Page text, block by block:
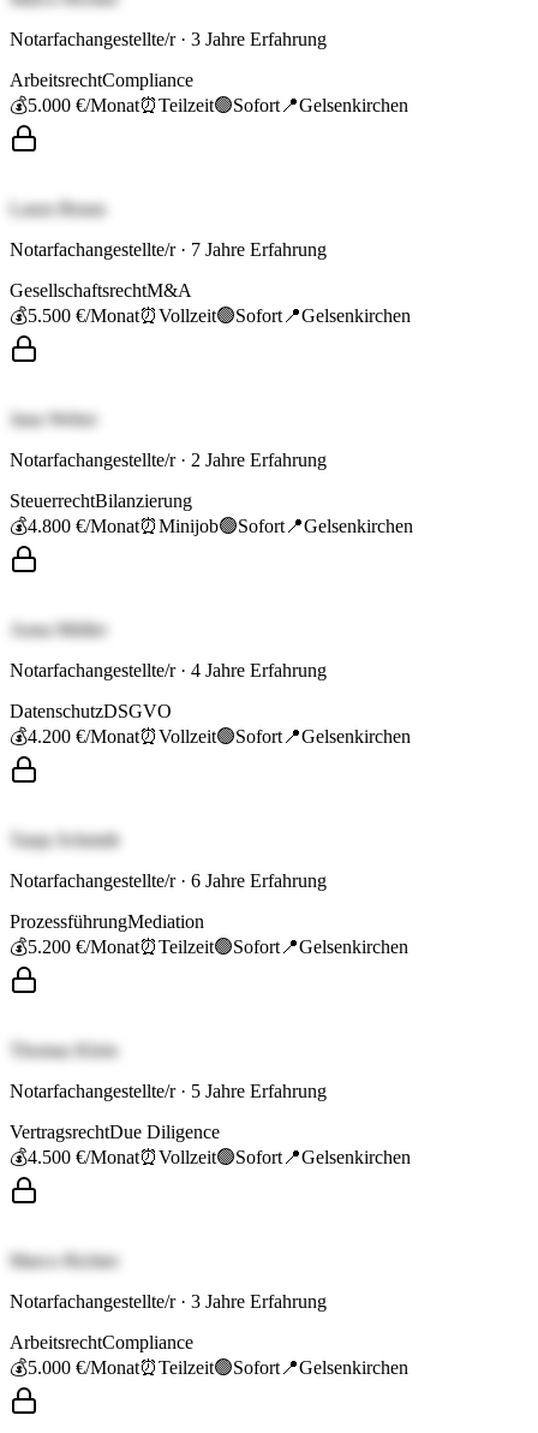
Notarfachangestellte/r· 3 Jahre Erfahrung
ArbeitsrechtCompliance
💰5.000 €/Monat⏰Teilzeit🟢Sofort 📍Gelsenkirchen
Laura Braun
Notarfachangestellte/r· 7 Jahre Erfahrung
GesellschaftsrechtM&A
💰5.500 €/Monat⏰Vollzeit🟢Sofort 📍Gelsenkirchen
Jana Weber
Notarfachangestellte/r· 2 Jahre Erfahrung
SteuerrechtBilanzierung
💰4.800 €/Monat⏰Minijob🟢Sofort 📍Gelsenkirchen
Anna Müller
Notarfachangestellte/r· 4 Jahre Erfahrung
DatenschutzDSGVO
💰4.200 €/Monat⏰Vollzeit🟢Sofort 📍Gelsenkirchen
Tanja Schmidt
Notarfachangestellte/r· 6 Jahre Erfahrung
ProzessführungMediation
💰5.200 €/Monat⏰Teilzeit🟢Sofort 📍Gelsenkirchen
Thomas Klein
Notarfachangestellte/r· 5 Jahre Erfahrung
VertragsrechtDue Diligence
💰4.500 €/Monat⏰Vollzeit🟢Sofort 📍Gelsenkirchen
Marco Richter
Notarfachangestellte/r· 3 Jahre Erfahrung
ArbeitsrechtCompliance
💰5.000 €/Monat⏰Teilzeit🟢Sofort 📍Gelsenkirchen